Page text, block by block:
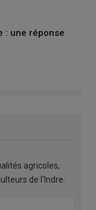
: une réponse
agricoles,
de l'Indre.